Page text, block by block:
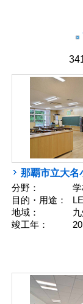
那覇市立大名
分野：
目的・用途：
地域：
竣工年：